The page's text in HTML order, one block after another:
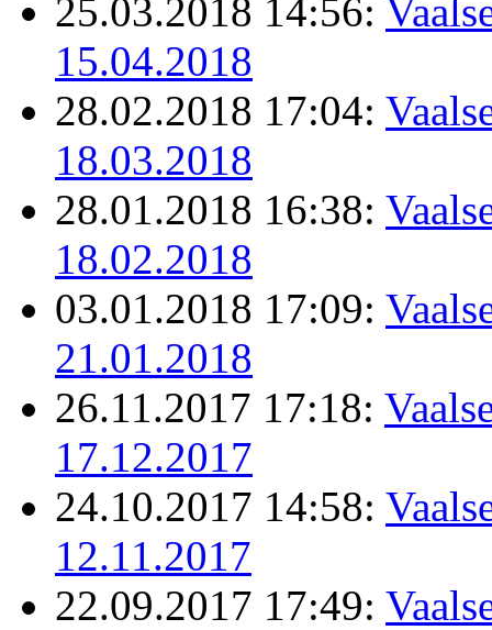
25.03.2018 14:56:
15.04.2018
28.02.2018 17:04:
18.03.2018
28.01.2018 16:38:
18.02.2018
03.01.2018 17:09:
21.01.2018
26.11.2017 17:18:
17.12.2017
24.10.2017 14:58:
12.11.2017
22.09.2017 17:49: